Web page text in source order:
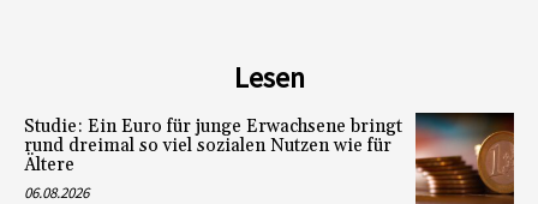
Lesen
Studie: Ein Euro für junge Erwachsene bringt
rund dreimal so viel sozialen Nutzen wie für
Ältere
06.08.2026